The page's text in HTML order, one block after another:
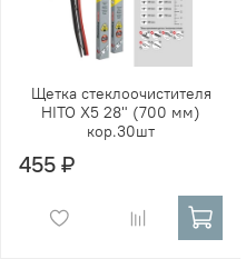
Щетка стеклоочистителя
HITO X5 28" (700 мм)
кор.30шт
455 ₽